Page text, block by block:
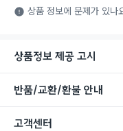
식품용 기구: 식
는 식품첨가물
상품 정보에 문제가 있나
상품정보 제공 고시
반품/교환/환불 안내
고객센터